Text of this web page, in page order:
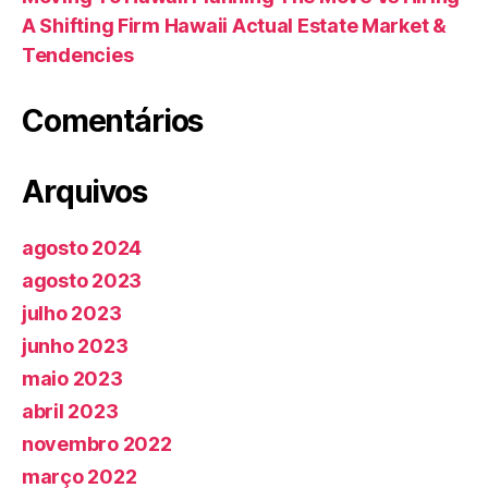
A Shifting Firm Hawaii Actual Estate Market &
Tendencies
Comentários
Arquivos
agosto 2024
agosto 2023
julho 2023
junho 2023
maio 2023
abril 2023
novembro 2022
março 2022